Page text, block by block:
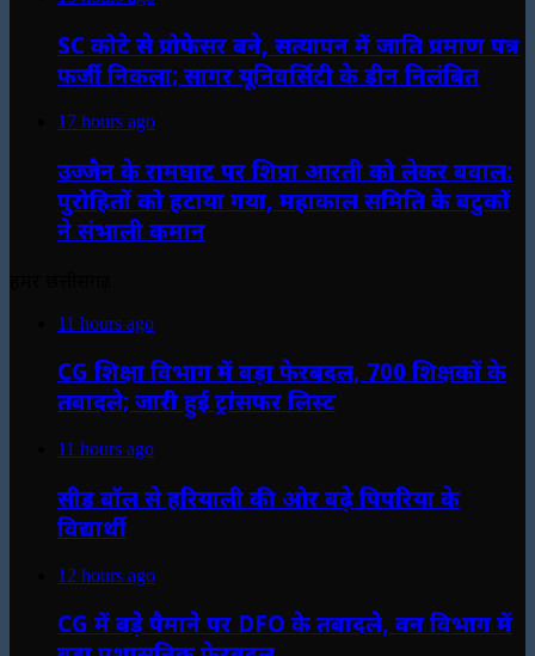
SC कोटे से प्रोफेसर बने, सत्यापन में जाति प्रमाण पत्र
फर्जी निकला; सागर यूनिवर्सिटी के डीन निलंबित
17 hours ago
उज्जैन के रामघाट पर शिप्रा आरती को लेकर बवाल:
पुरोहितों को हटाया गया, महाकाल समिति के बटुकों
ने संभाली कमान
11 hours ago
CG शिक्षा विभाग में बड़ा फेरबदल, 700 शिक्षकों के
तबादले; जारी हुई ट्रांसफर लिस्ट
11 hours ago
सीड बॉल से हरियाली की ओर बढ़े पिपरिया के
विद्यार्थी
12 hours ago
CG में बड़े पैमाने पर DFO के तबादले, वन विभाग में